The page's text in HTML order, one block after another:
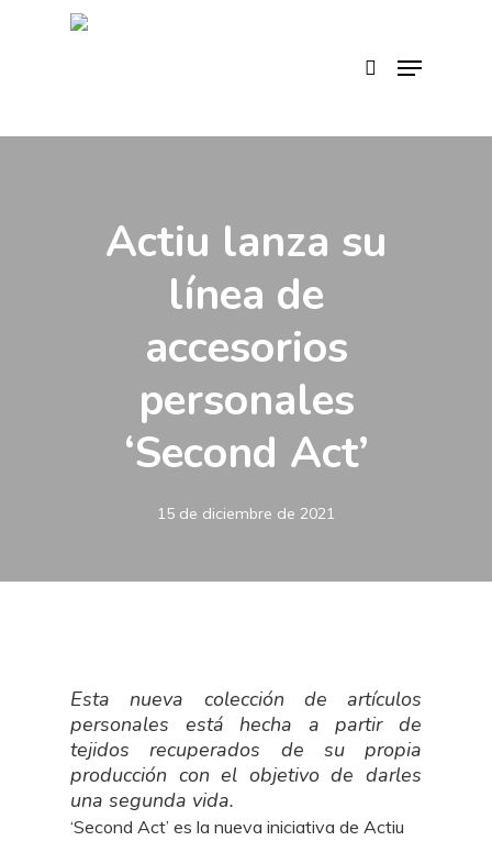
Menu
Actiu lanza su
línea de
accesorios
personales
‘Second Act’
15 de diciembre de 2021
Esta nueva colección de artículos
personales está hecha a partir de
tejidos recuperados de su propia
producción con el objetivo de darles
una segunda vida.
‘Second Act’ es la nueva iniciativa de Actiu